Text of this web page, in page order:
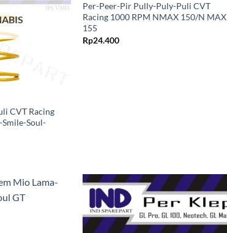
CVT Racing
Soul-
Per-Peer-Pir Pully-Puly-Puli CVT
Racing 1000 RPM NMAX 150/N MAX
155
Rp24.400
Tambahkan
ke Wishlist